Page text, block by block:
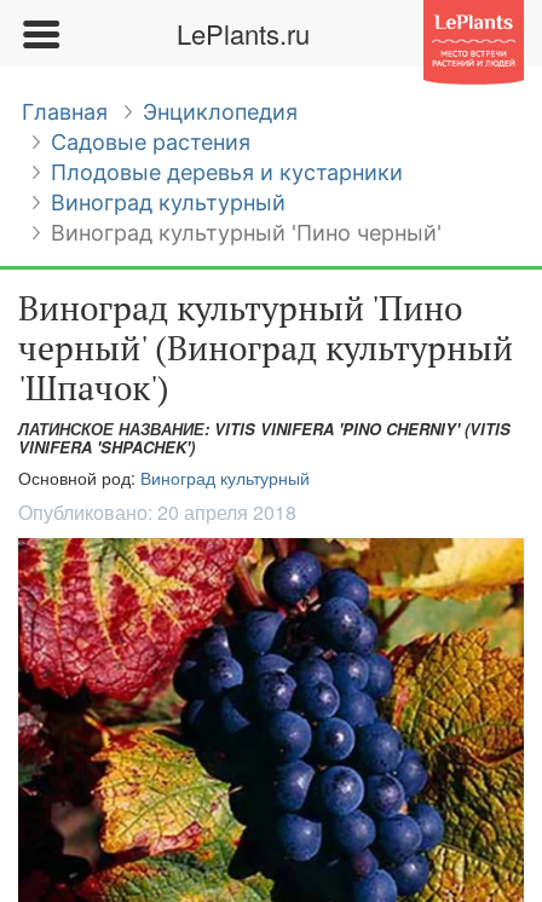
LePlants.ru
Главная
Энциклопедия
Садовые растения
Плодовые деревья и кустарники
Виноград культурный
Виноград культурный 'Пино черный'
Виноград культурный 'Пино
черный' (Виноград культурный
'Шпачок')
ЛАТИНСКОЕ НАЗВАНИЕ: VITIS VINIFERA 'PINO CHERNIY' (VITIS
VINIFERA 'SHPACHEK')
Основной род: Виноград культурный
Опубликовано: 20 апреля 2018